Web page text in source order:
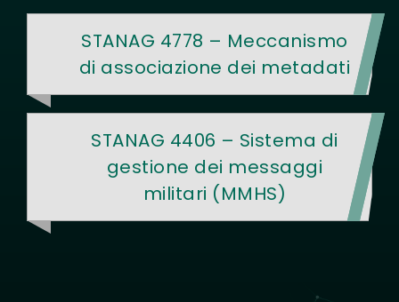
STANAG 4778 – Meccanismo
di associazione dei metadati
STANAG 4406 – Sistema di
gestione dei messaggi
militari (MMHS)